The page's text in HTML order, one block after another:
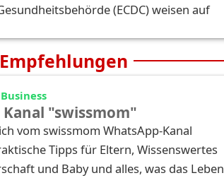
(ECDC) weisen auf
"swissmom"
vom swissmom WhatsApp-Kanal
Tipps für Eltern, Wissenswertes
und Baby und alles, was das Leben